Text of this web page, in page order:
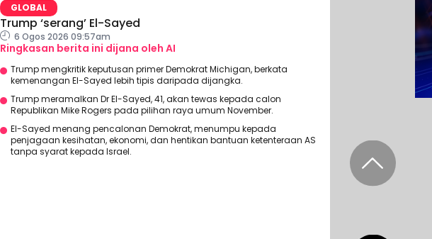
GLOBAL
Trump ‘serang’ El-Sayed
6 Ogos 2026 09:57am
Ringkasan berita ini dijana oleh AI
Trump mengkritik keputusan primer Demokrat Michigan, berkata
kemenangan El-Sayed lebih tipis daripada dijangka.
Trump meramalkan Dr El-Sayed, 41, akan tewas kepada calon
Republikan Mike Rogers pada pilihan raya umum November.
El-Sayed menang pencalonan Demokrat, menumpu kepada
penjagaan kesihatan, ekonomi, dan hentikan bantuan ketenteraan AS
tanpa syarat kepada Israel.